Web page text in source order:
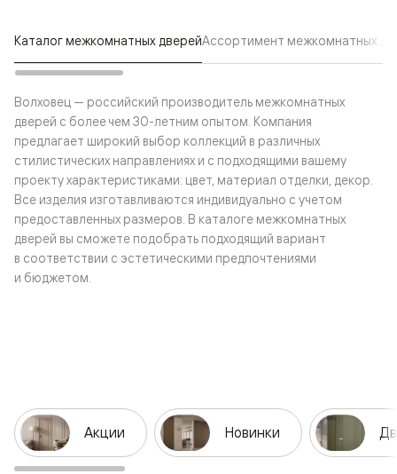
Каталог межкомнатных дверейАссортимент межкомнатных
Волховец — российский производитель межкомнатных
дверей с более чем 30-летним опытом. Компания
предлагает широкий выбор коллекций в различных
стилистических направлениях и с подходящими вашему
проекту характеристиками: цвет, материал отделки, декор.
Все изделия изготавливаются индивидуально с учетом
предоставленных размеров. В каталоге межкомнатных
дверей вы сможете подобрать подходящий вариант
в соответствии с эстетическими предпочтениями
и бюджетом.
Акции Новинки